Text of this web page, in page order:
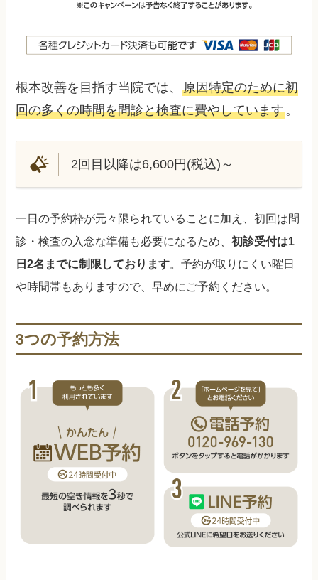
根本改善を目指す当院では、原因特定のために初
回の多くの時間を問診と検査に費やしています。
2回目以降は6,600円(税込)～
一日の予約枠が元々限られていることに加え、初回は問
診・検査の入念な準備も必要になるため、初診受付は1
日2名までに制限しております。予約が取りにくい曜日
や時間帯もありますので、早めにご予約ください。
3つの予約方法